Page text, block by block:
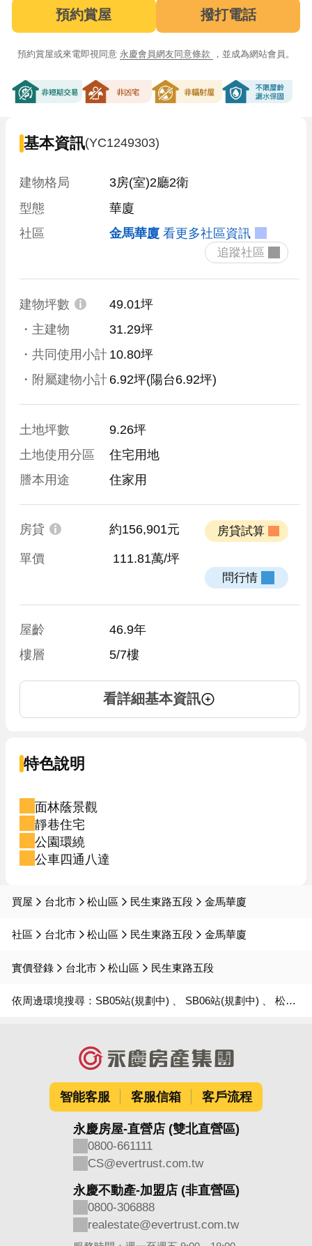
預約賞屋 撥打電話
預約賞屋或來電即視同意 永慶會員網友同意條款 ，並成為網站會員。
基本資訊(YC1249303)
建物格局
3房(室)2廳2衛
型態
華廈
社區
金馬華廈 看更多社區資訊
建物坪數
49.01坪
・主建物
31.29坪
・共同使用小計 10.80坪
・附屬建物小計 6.92坪(陽台6.92坪)
土地坪數
9.26坪
土地使用分區
住宅用地
謄本用途
住家用
房貸 約156,901元
單價 111.81萬/坪
屋齡
46.9年
樓層
5/7樓
看詳細基本資訊
特色說明
面林蔭景觀
靜巷住宅
公園環繞
公車四通八達
買屋 台北市 松山區 民生東路五段 金馬華廈
社區 台北市 松山區 民生東路五段 金馬華廈
實價登錄 台北市 松山區 民生東路五段
依周邊環境搜尋： SB05站(規劃中) SB06站(規劃中) 松山機場站
智能客服 客服信箱 客戶流程
永慶房屋-直營店 (雙北直營區)
0800-661111
CS@evertrust.com.tw
永慶不動產-加盟店 (非直營區)
0800-306888
realestate@evertrust.com.tw